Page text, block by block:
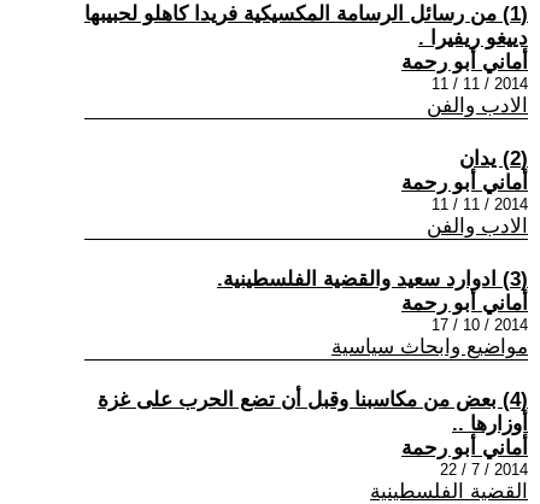
(1) من رسائل الرسامة المكسيكية فريدا كاهلو لحبيبها
دييغو ريفيرا .
أماني أبو رحمة
2014 / 11 / 11
الادب والفن
(2) يدان
أماني أبو رحمة
2014 / 11 / 11
الادب والفن
(3) ادوارد سعيد والقضية الفلسطينية.
أماني أبو رحمة
2014 / 10 / 17
مواضيع وابحاث سياسية
(4) بعض من مكاسبنا وقبل أن تضع الحرب على غزة
أوزارها ..
أماني أبو رحمة
2014 / 7 / 22
القضية الفلسطينية